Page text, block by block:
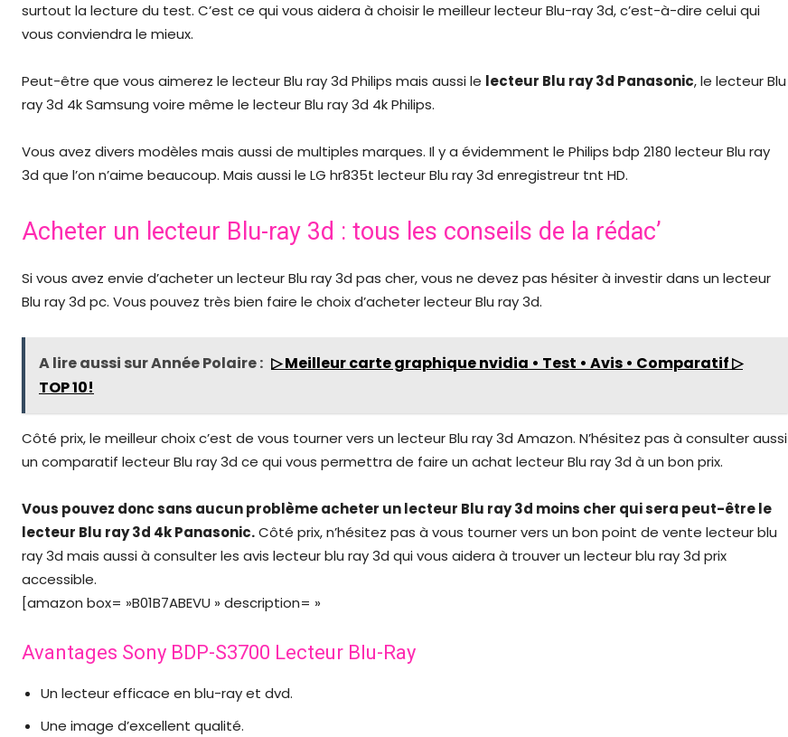
surtout la lecture du test. C’est ce qui vous aidera à choisir le meilleur lecteur Blu-ray 3d, c’est-à-dire celui qui
vous conviendra le mieux.
Peut-être que vous aimerez le lecteur Blu ray 3d Philips mais aussi le lecteur Blu ray 3d Panasonic, le lecteur Blu
ray 3d 4k Samsung voire même le lecteur Blu ray 3d 4k Philips.
Vous avez divers modèles mais aussi de multiples marques. Il y a évidemment le Philips bdp 2180 lecteur Blu ray
3d que l’on n’aime beaucoup. Mais aussi le LG hr835t lecteur Blu ray 3d enregistreur tnt HD.
Acheter un lecteur Blu-ray 3d : tous les conseils de la rédac’
Si vous avez envie d’acheter un lecteur Blu ray 3d pas cher, vous ne devez pas hésiter à investir dans un lecteur
Blu ray 3d pc. Vous pouvez très bien faire le choix d’acheter lecteur Blu ray 3d.
A lire aussi sur Année Polaire : ▷ Meilleur carte graphique nvidia • Test • Avis • Comparatif ▷
TOP 10!
Côté prix, le meilleur choix c’est de vous tourner vers un lecteur Blu ray 3d Amazon. N’hésitez pas à consulter aussi
un comparatif lecteur Blu ray 3d ce qui vous permettra de faire un achat lecteur Blu ray 3d à un bon prix.
Vous pouvez donc sans aucun problème acheter un lecteur Blu ray 3d moins cher qui sera peut-être le
lecteur Blu ray 3d 4k Panasonic.Côté prix, n’hésitez pas à vous tourner vers un bon point de vente lecteur blu
ray 3d mais aussi à consulter les avis lecteur blu ray 3d qui vous aidera à trouver un lecteur blu ray 3d prix
accessible.
[amazon box= »B01B7ABEVU » description= »
Avantages Sony BDP-S3700 Lecteur Blu-Ray
Un lecteur efficace en blu-ray et dvd.
Une image d’excellent qualité.